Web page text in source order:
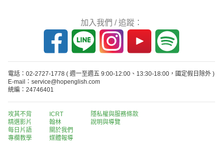
加入我們 / 追蹤：
電話：02-2727-1778 ( 週一至週五 9:00-12:00、13:30-18:00，國定假日除外 )
E-mail：service@hopenglish.com
統編：24746401
攻其不背
精選影片
每日片語
專欄教學
ICRT
翰林
關於我們
媒體報導
隱私權與服務條款
說明與導覽